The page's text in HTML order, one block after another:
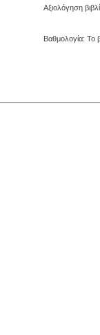
Αξιολόγηση
Βαθμολογία: Το